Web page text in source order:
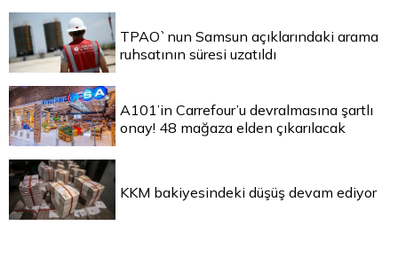
TPAO`nun Samsun açıklarındaki arama
ruhsatının süresi uzatıldı
A101’in Carrefour’u devralmasına şartlı
onay! 48 mağaza elden çıkarılacak
KKM bakiyesindeki düşüş devam ediyor